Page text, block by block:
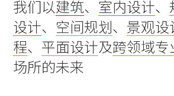
我们以建筑、 室内设计、
设计、 空间规划 、 景观设
程、 平面设计及跨领域专
场所的未来